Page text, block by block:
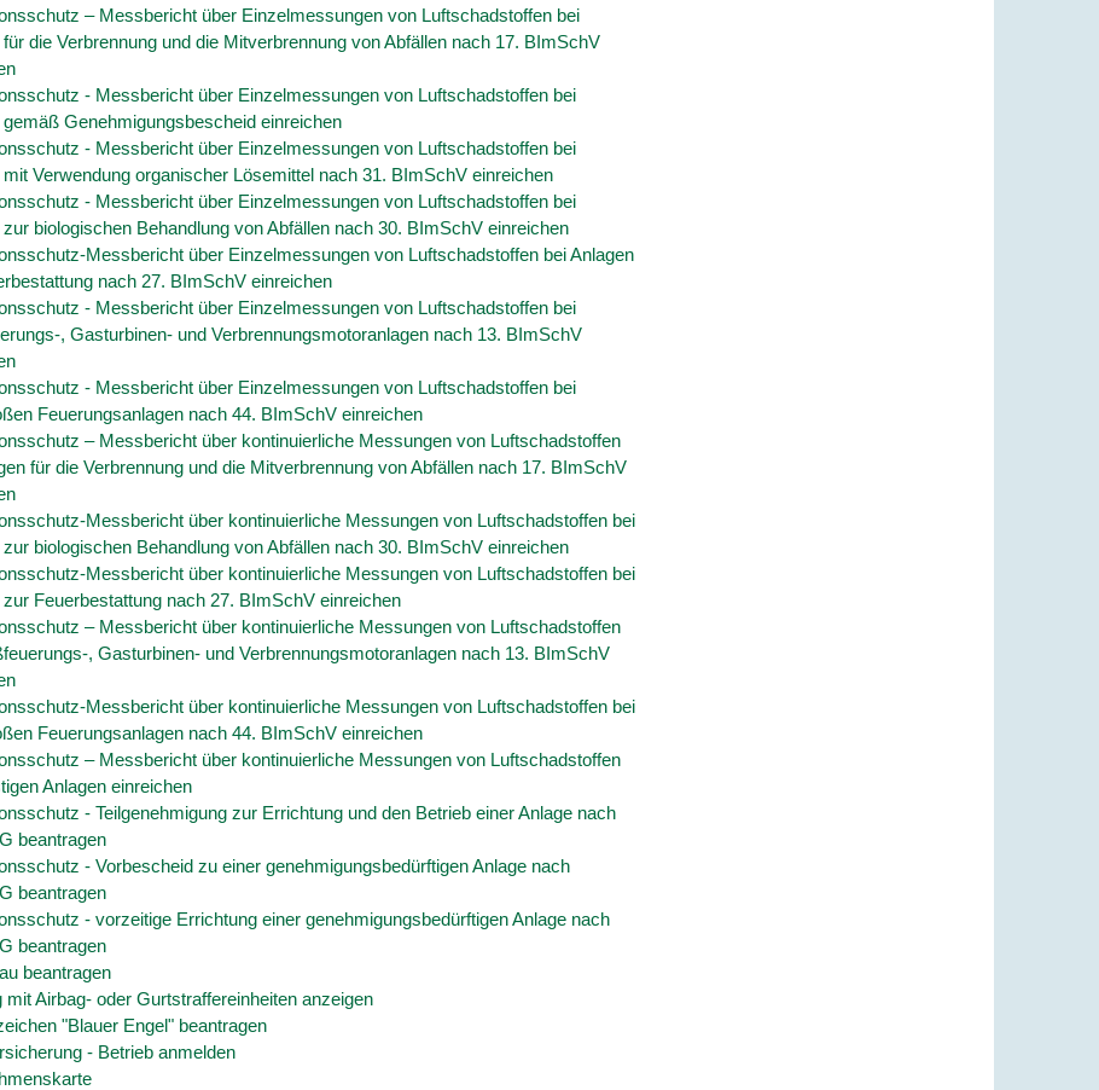
– Messbericht über Einzelmessungen von Luftschadstoffen bei
die Verbrennung und die Mitverbrennung von Abfällen nach 17. BImSchV
- Messbericht über Einzelmessungen von Luftschadstoffen bei
gemäß Genehmigungsbescheid einreichen
- Messbericht über Einzelmessungen von Luftschadstoffen bei
Verwendung organischer Lösemittel nach 31. BImSchV einreichen
- Messbericht über Einzelmessungen von Luftschadstoffen bei
biologischen Behandlung von Abfällen nach 30. BImSchV einreichen
Messbericht über Einzelmessungen von Luftschadstoffen bei Anlagen
nach 27. BImSchV einreichen
- Messbericht über Einzelmessungen von Luftschadstoffen bei
, Gasturbinen- und Verbrennungsmotoranlagen nach 13. BImSchV
- Messbericht über Einzelmessungen von Luftschadstoffen bei
Feuerungsanlagen nach 44. BImSchV einreichen
– Messbericht über kontinuierliche Messungen von Luftschadstoffen
für die Verbrennung und die Mitverbrennung von Abfällen nach 17. BImSchV
Messbericht über kontinuierliche Messungen von Luftschadstoffen bei
biologischen Behandlung von Abfällen nach 30. BImSchV einreichen
Messbericht über kontinuierliche Messungen von Luftschadstoffen bei
Feuerbestattung nach 27. BImSchV einreichen
– Messbericht über kontinuierliche Messungen von Luftschadstoffen
, Gasturbinen- und Verbrennungsmotoranlagen nach 13. BImSchV
Messbericht über kontinuierliche Messungen von Luftschadstoffen bei
Feuerungsanlagen nach 44. BImSchV einreichen
– Messbericht über kontinuierliche Messungen von Luftschadstoffen
Anlagen einreichen
- Teilgenehmigung zur Errichtung und den Betrieb einer Anlage nach
beantragen
- Vorbescheid zu einer genehmigungsbedürftigen Anlage nach
beantragen
- vorzeitige Errichtung einer genehmigungsbedürftigen Anlage nach
beantragen
beantragen
mit Airbag- oder Gurtstraffereinheiten anzeigen
"Blauer Engel" beantragen
- Betrieb anmelden